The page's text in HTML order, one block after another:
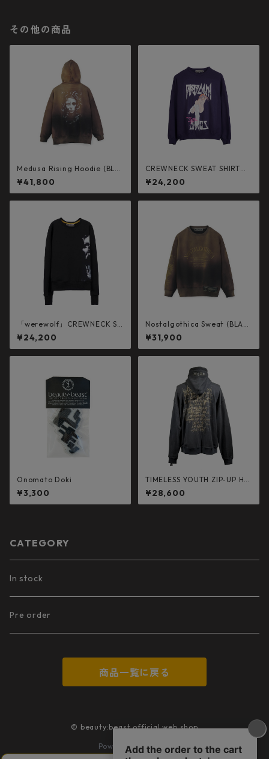
その他の商品
Medusa Rising Hoodie (BLA
CK)
¥41,800
CREWNECK SWEAT SHIRT／
DIRTY CASH FROM CHAOS
(PURPLE)
¥24,200
「werewolf」CREWNECK S
WEAT SHIRT (BLACK)
¥24,200
Nostalgothica Sweat (BLAC
K)
¥31,900
Onomato Doki
¥3,300
TIMELESS YOUTH ZIP-UP HO
ODED (DARK GRAY)
¥28,600
CATEGORY
In stock
Pre order
商品一覧に戻る
© beauty:beast official web shop
Powered by